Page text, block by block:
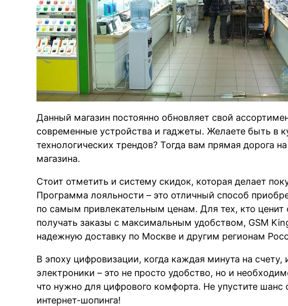
Данный магазин постоянно обновляет свой
современные устройства и гаджеты. Желаете быть в
технологических трендов? Тогда вам прямая дорога на
магазина.
Стоит отметить и систему скидок, которая делает
Программа лояльности – это отличный способ
по самым привлекательным ценам. Для тех, кто ценит
получать заказы с максимальным удобством, GSM
надежную доставку по Москве и другим регионам
В эпоху цифровизации, когда каждая минута на счету,
электроники – это не просто удобство, но и
что нужно для цифрового комфорта. Не упустите шанс
интернет-шопинга!